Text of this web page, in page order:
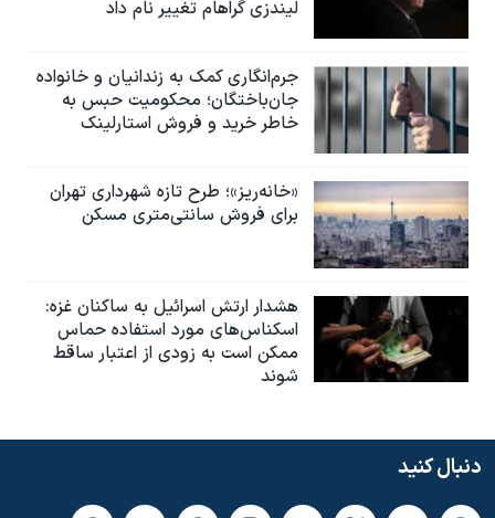
لیندزی گراهام تغییر نام داد
جرم‌انگاری کمک به زندانیان و خانواده
جان‌باختگان؛ محکومیت حبس به‌
خاطر خرید و فروش استارلینک
«خانه‌ریز»؛ طرح تازه شهرداری تهران
برای فروش سانتی‌متری مسکن
هشدار ارتش اسرائیل به ساکنان غزه:
اسکناس‌های مورد استفاده حماس
ممکن است به‌ زودی از اعتبار ساقط
شوند
دنبال کنید